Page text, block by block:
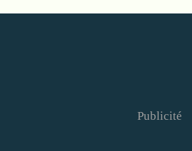
Publicité